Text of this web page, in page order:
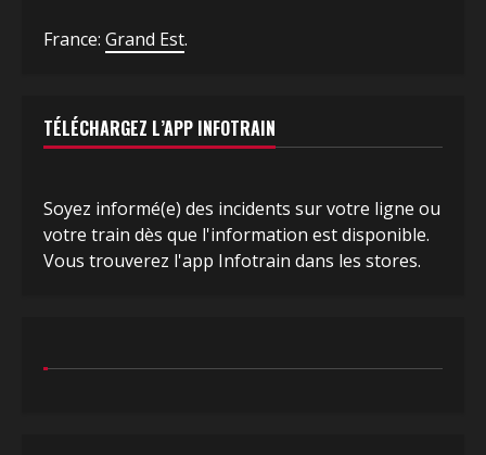
France: Grand Est.
TÉLÉCHARGEZ L’APP INFOTRAIN
Soyez informé(e) des incidents sur votre ligne ou
votre train dès que l'information est disponible.
Vous trouverez l'app Infotrain dans les stores.